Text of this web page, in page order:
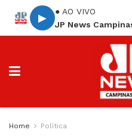
▶
● AO VIVO
JP News
Home Política